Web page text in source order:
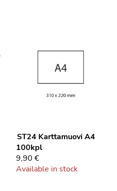
ST24 Karttamuovi A4
100kpl
9,90 €
Available in stock